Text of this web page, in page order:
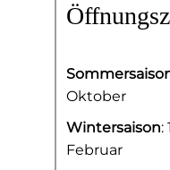
Oktober
Wintersaison:
Februar